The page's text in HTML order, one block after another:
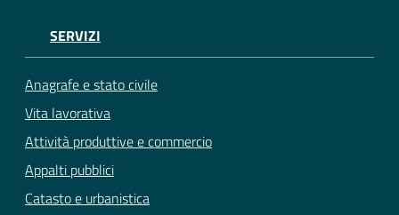
SERVIZI
Anagrafe e stato civile
Vita lavorativa
Attività produttive e commercio
Appalti pubblici
Catasto e urbanistica